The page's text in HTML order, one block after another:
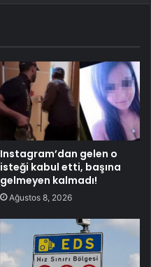
Instagram’dan gelen o
isteği kabul etti, başına
gelmeyen kalmadı!
Ağustos 8, 2026